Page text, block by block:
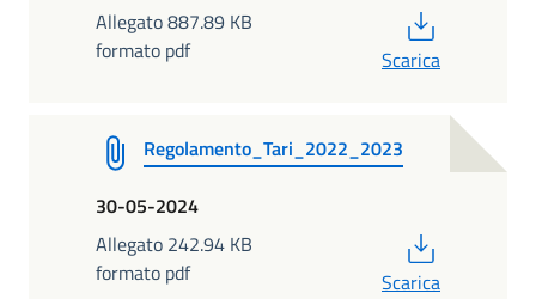
Allegato 887.89 KB
formato pdf
Scarica
Regolamento_Tari_2022_2023
30-05-2024
Allegato 242.94 KB
formato pdf
Scarica